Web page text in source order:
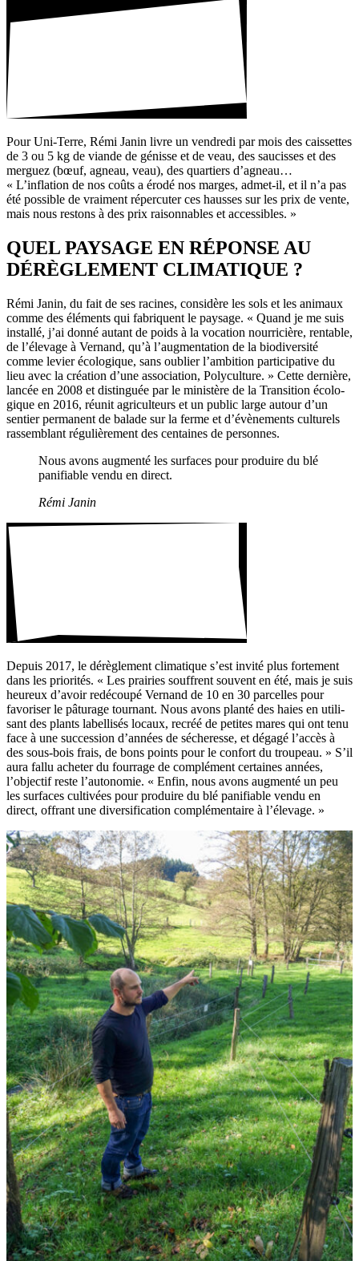
Pour Uni-Terre, Rémi Janin livre un vendredi par mois des cais­settes
de 3 ou 5 kg de viande de génisse et de veau, des saucisses et des
merguez (bœuf, agneau, veau), des quar­tiers d’agneau…
« L’inflation de nos coûts a érodé nos marges, admet-il, et il n’a pas
été possible de vrai­ment réper­cuter ces hausses sur les prix de vente,
mais nous restons à des prix raison­nables et acces­sibles. »
QUEL PAYSAGE EN RÉPONSE AU
DÉRÈGLEMENT CLIMATIQUE ?
Rémi Janin, du fait de ses racines, consi­dère les sols et les animaux
comme des éléments qui fabriquent le paysage. « Quand je me suis
installé, j’ai donné autant de poids à la voca­tion nour­ri­cière, rentable,
de l’élevage à Vernand, qu’à l’augmentation de la biodi­ver­sité
comme levier écolo­gique, sans oublier l’ambition parti­ci­pa­tive du
lieu avec la créa­tion d’une asso­cia­tion, Poly­cul­ture. » Cette dernière,
lancée en 2008 et distin­guée par le minis­tère de la Tran­si­tion écolo­
gique en 2016, réunit agri­cul­teurs et un public large autour d’un
sentier perma­nent de balade sur la ferme et d’évènements cultu­rels
rassem­blant régu­liè­re­ment des centaines de personnes.
Nous avons augmenté les surfaces pour produire du blé
pani­fiable vendu en direct.
Rémi Janin
Depuis 2017, le dérè­gle­ment clima­tique s’est invité plus forte­ment
dans les prio­rités. « Les prai­ries souffrent souvent en été, mais je suis
heureux d’avoir redé­coupé Vernand de 10 en 30 parcelles pour
favo­riser le pâtu­rage tour­nant. Nous avons planté des haies en utili­
sant des plants label­lisés locaux, recréé de petites mares qui ont tenu
face à une succes­sion d’années de séche­resse, et dégagé l’accès à
des sous-bois frais, de bons points pour le confort du trou­peau. » S’il
aura fallu acheter du four­rage de complé­ment certaines années,
l’objectif reste l’autonomie. « Enfin, nous avons augmenté un peu
les surfaces culti­vées pour produire du blé pani­fiable vendu en
direct, offrant une diver­si­fi­ca­tion complé­men­taire à l’élevage. »